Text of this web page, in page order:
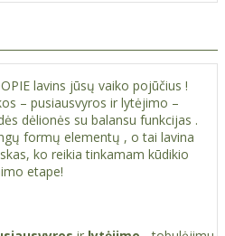
lavins jūsų vaiko pojūčius !
– pusiausvyros ir lytėjimo –
dėlionės su balansu funkcijas .
formų elementų , o tai lavina
ko reikia tinkamam kūdikio
etape!